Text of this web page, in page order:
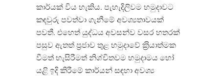
කාර්යක් විය හැකිය. පැහැදිලිවම හමුදාවට
කඳවුරු පවත්වා ගැනීමේ අවශ්‍යතාවයක්
පවතී. එහෙත් යුද්ධය අවසන්ව වසර හතරක්
පසුව ඇතත් ප‍්‍රජාව තුළ හමුදාවේ ක‍්‍රියාත්මක
වීමත් හැසිරීමත් නිශ්චිතවම හමුදාමය හෝ
යළි ඉදි කිරීමේ කාර්යන් සඳහා අවශ්‍ය